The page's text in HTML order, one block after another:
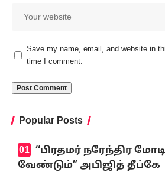
Save my name, email, and website in
time I comment.
Popular Posts
‘‘பிரதமர் நரேந்திர
வேண்டும்” அபிஜித் தீப்கே